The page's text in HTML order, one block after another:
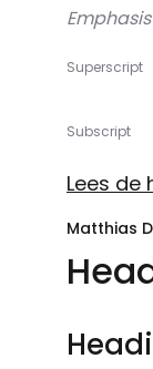
Emphasis
Superscript
Subscript
Lees de
Matthias